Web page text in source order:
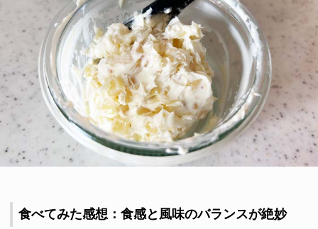
食べてみた感想：食感と風味のバランスが絶妙